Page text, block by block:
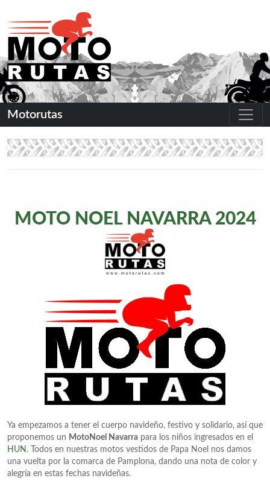
Motorutas
MOTO NOEL NAVARRA 2024
Ya empezamos a tener el cuerpo navideño, festivo y solidario, así que
proponemos un MotoNoel Navarra para los niños ingresados en el
HUN . Todos en nuestras motos vestidos de Papa Noel nos damos
una vuelta por la comarca de Pamplona, dando una nota de color y
alegría en estas fechas navideñas.